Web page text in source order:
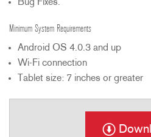
Sprog/Region
Bug Fixes.
Minimum System Requirements
Android OS 4.0.3 and up
Wi-Fi connection
Tablet size: 7 inches or greater